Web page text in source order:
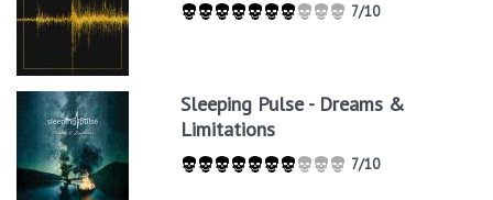
7/10
Sleeping Pulse - Dreams &
Limitations
7/10